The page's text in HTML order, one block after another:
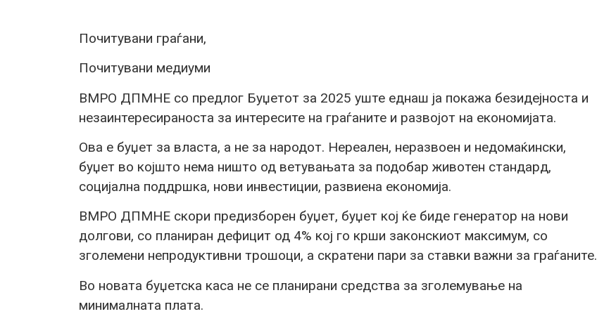
Почитувани граѓани,
Почитувани медиуми
ВМРО ДПМНЕ со предлог Буџетот за 2025 уште еднаш ја покажа безидејноста и
незаинтересираноста за интересите на граѓаните и развојот на економијата.
Ова е буџет за власта, а не за народот. Нереален, неразвоен и недомаќински,
буџет во којшто нема ништо од ветувањата за подобар животен стандард,
социјална поддршка, нови инвестиции, развиена економија.
ВМРО ДПМНЕ скори предизборен буџет, буџет кој ќе биде генератор на нови
долгови, со планиран дефицит од 4% кој го крши законскиот максимум, со
зголемени непродуктивни трошоци, а скратени пари за ставки важни за граѓаните.
Во новата буџетска каса не се планирани средства за зголемување на
минималната плата.